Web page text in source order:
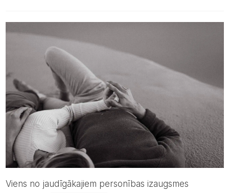
Viens no jaudīgākajiem personības izaugsmes